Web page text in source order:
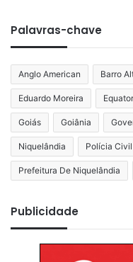
Palavras-chave
Anglo American Barro
Eduardo Moreira
Goiás Goiânia
Niquelândia Polícia Civil
Prefeitura De Niquelândia
Publicidade